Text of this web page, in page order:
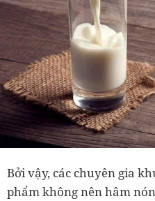
Bởi vậy, các chuyên gia
phẩm không nên hâm